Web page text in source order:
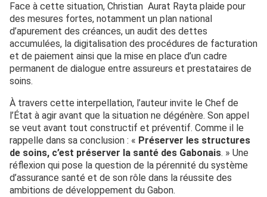
Face à cette situation, Christian Aurat Rayta plaide pour
des mesures fortes, notamment un plan national
d’apurement des créances, un audit des dettes
accumulées, la digitalisation des procédures de facturation
et de paiement ainsi que la mise en place d’un cadre
permanent de dialogue entre assureurs et prestataires de
soins.
À travers cette interpellation, l’auteur invite le Chef de
l’État à agir avant que la situation ne dégénère. Son appel
se veut avant tout constructif et préventif. Comme il le
rappelle dans sa conclusion : « Préserver les structures
de soins, c’est préserver la santé des Gabonais. » Une
réflexion qui pose la question de la pérennité du système
d’assurance santé et de son rôle dans la réussite des
ambitions de développement du Gabon.